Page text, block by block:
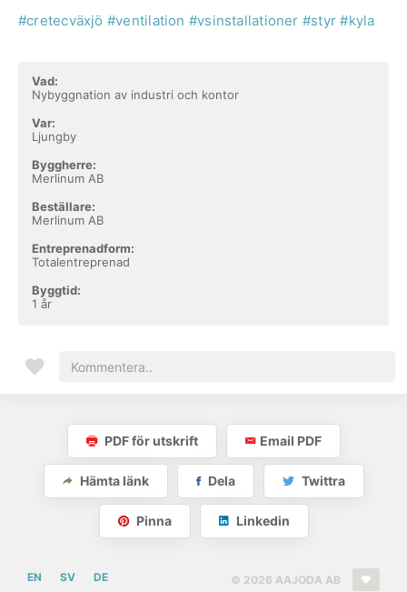
#cretecväxjö #ventilation #vsinstallationer #styr #kyla
Vad:
Nybyggnation av industri och kontor
Var:
Ljungby
Byggherre:
Merlinum AB
Beställare:
Merlinum AB
Entreprenadform:
Totalentreprenad
Byggtid:
1 år
PDF för utskrift Email PDF
Hämta länk Dela Twittra
Pinna Linkedin
© 2026 AAJODA AB
EN SV DE